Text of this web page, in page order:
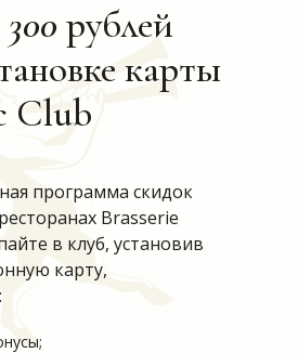
программа скидок
Brasserie
в клуб, установив
карту,
300 рублей
карты
Club